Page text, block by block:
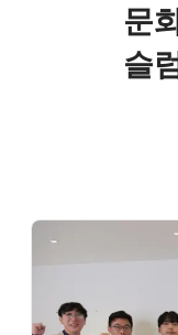
문
슬